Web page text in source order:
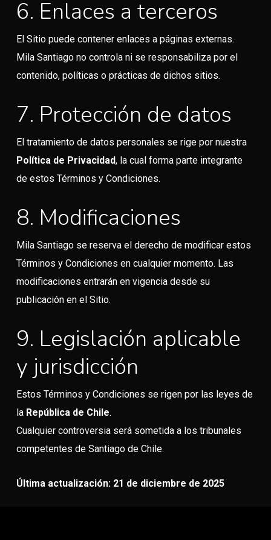
6. Enlaces a terceros
El Sitio puede contener enlaces a páginas externas.
Mila Santiago no controla ni se responsabiliza por el
contenido, políticas o prácticas de dichos sitios.
7. Protección de datos
El tratamiento de datos personales se rige por nuestra
Política de Privacidad, la cual forma parte integrante
de estos Términos y Condiciones.
8. Modificaciones
Mila Santiago se reserva el derecho de modificar estos
Términos y Condiciones en cualquier momento. Las
modificaciones entrarán en vigencia desde su
publicación en el Sitio.
9. Legislación aplicable
y jurisdicción
Estos Términos y Condiciones se rigen por las leyes de
la República de Chile.
Cualquier controversia será sometida a los tribunales
competentes de Santiago de Chile.
Última actualización: 21 de diciembre de 2025